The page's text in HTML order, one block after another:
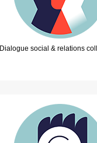
Dialogue social & relations